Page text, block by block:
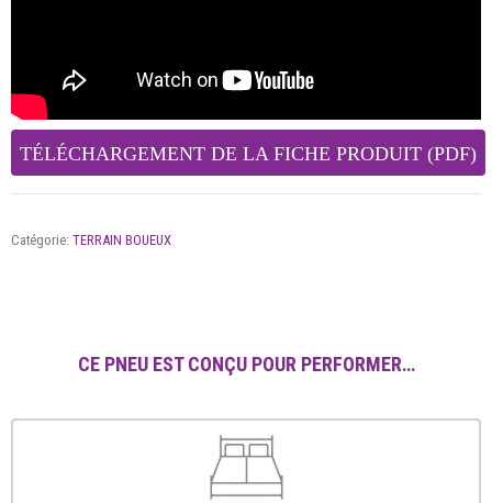
TÉLÉCHARGEMENT DE LA FICHE PRODUIT (PDF)
Catégorie: TERRAIN BOUEUX
CE PNEU EST CONÇU POUR PERFORMER…